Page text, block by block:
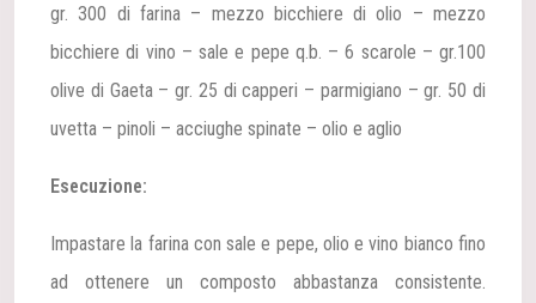
gr. 300 di farina – mezzo bicchiere di olio – mezzo
bicchiere di vino – sale e pepe q.b. – 6 scarole – gr.100
olive di Gaeta – gr. 25 di capperi – parmigiano – gr. 50 di
uvetta – pinoli – acciughe spinate – olio e aglio
Esecuzione:
Impastare la farina con sale e pepe, olio e vino bianco fino
ad ottenere un composto abbastanza consistente.